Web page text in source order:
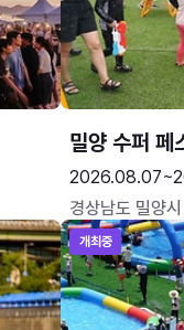
밀양 수퍼 페
경상남도 밀양시
개최중